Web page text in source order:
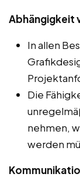
Abhängigkeit
In allen
Die
nehmen,
werden